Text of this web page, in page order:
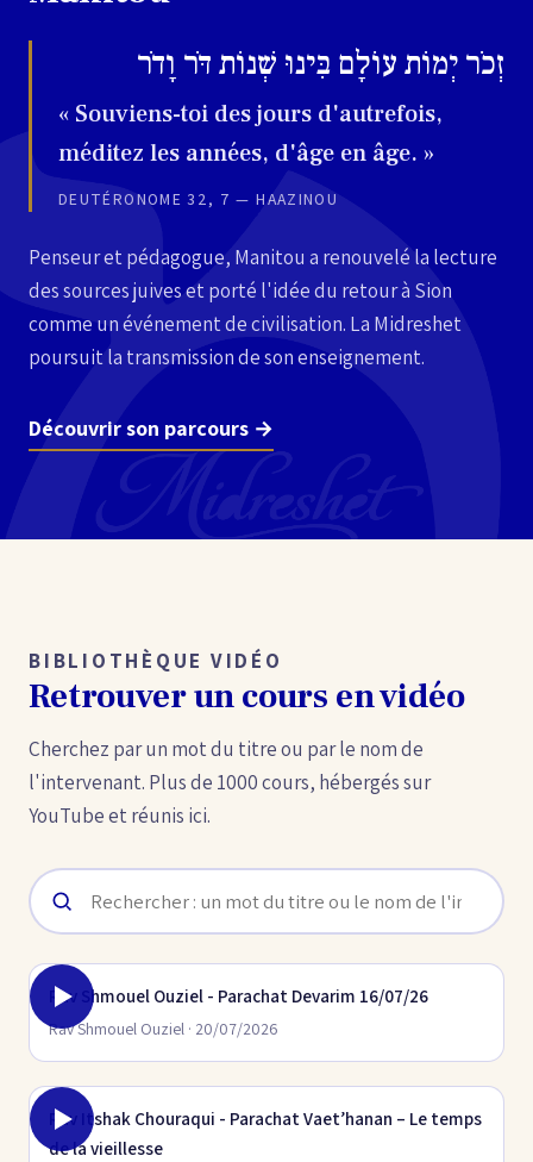
זְכֹר יְמוֹת עוֹלָם בִּינוּ שְׁנוֹת דֹּר וָדֹר
« Souviens-toi des jours d'autrefois,
méditez les années, d'âge en âge. »
DEUTÉRONOME 32, 7 — HAAZINOU
Penseur et pédagogue, Manitou a renouvelé la lecture
des sources juives et porté l'idée du retour à Sion
comme un événement de civilisation. La Midreshet
poursuit la transmission de son enseignement.
Découvrir son parcours →
BIBLIOTHÈQUE VIDÉO
Retrouver un cours en vidéo
Cherchez par un mot du titre ou par le nom de
l'intervenant. Plus de 1000 cours, hébergés sur
YouTube et réunis ici.
Rav Shmouel Ouziel - Parachat Devarim 16/07/26
Rav Shmouel Ouziel · 20/07/2026
Rav Itshak Chouraqui - Parachat Vaet’hanan – Le temps
de la vieillesse